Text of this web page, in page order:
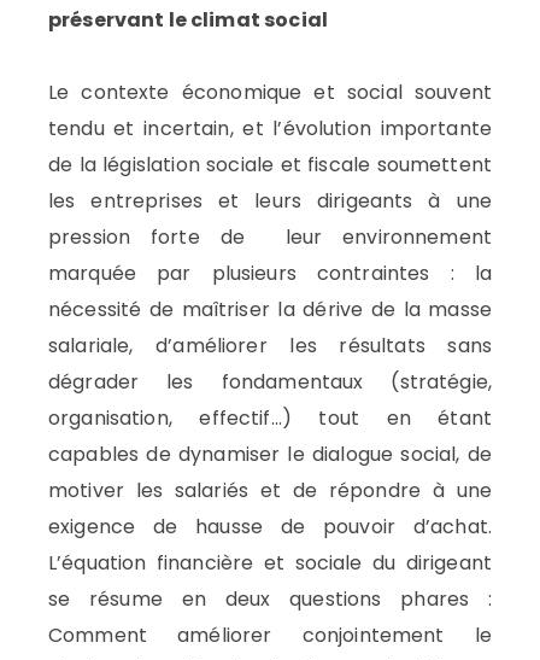
préservant le climat social
Le contexte économique et social souvent
tendu et incertain, et l’évolution importante
de la législation sociale et fiscale soumettent
les entreprises et leurs dirigeants à une
pression forte de leur environnement
marquée par plusieurs contraintes : la
nécessité de maîtriser la dérive de la masse
salariale, d’améliorer les résultats sans
dégrader les fondamentaux (stratégie,
organisation, effectif…) tout en étant
capables de dynamiser le dialogue social, de
motiver les salariés et de répondre à une
exigence de hausse de pouvoir d’achat.
L’équation financière et sociale du dirigeant
se résume en deux questions phares :
Comment améliorer conjointement le